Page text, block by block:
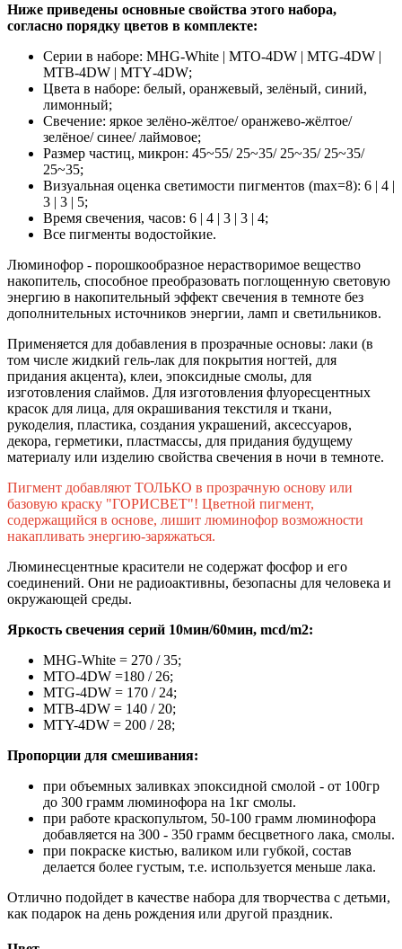
Ниже приведены основные свойства этого набора,
согласно порядку цветов в комплекте:
Серии в наборе: MHG-White | MTO-4DW | MTG-4DW |
MTB-4DW | MTY-4DW;
Цвета в наборе: белый, оранжевый, зелёный, синий,
лимонный;
Свечение: яркое зелёно-жёлтое/ оранжево-жёлтое/
зелёное/ синее/ лаймовое;
Размер частиц, микрон: 45~55/ 25~35/ 25~35/ 25~35/
25~35;
Визуальная оценка светимости пигментов (max=8): 6 | 4 |
3 | 3 | 5;
Время свечения, часов: 6 | 4 | 3 | 3 | 4;
Все пигменты водостойкие.
Люминофор - порошкообразное нерастворимое вещество
накопитель, способное преобразовать поглощенную световую
энергию в накопительный эффект свечения в темноте без
дополнительных источников энергии, ламп и светильников.
Применяется для добавления в прозрачные основы: лаки (в
том числе жидкий гель-лак для покрытия ногтей, для
придания акцента), клеи, эпоксидные смолы, для
изготовления слаймов. Для изготовления флуоресцентных
красок для лица, для окрашивания текстиля и ткани,
рукоделия, пластика, создания украшений, аксессуаров,
декора, герметики, пластмассы, для придания будущему
материалу или изделию свойства свечения в ночи в темноте.
Пигмент добавляют ТОЛЬКО в прозрачную основу или
базовую краску "ГОРИСВЕТ"! Цветной пигмент,
содержащийся в основе, лишит люминофор возможности
накапливать энергию-заряжаться.
Люминесцентные красители не содержат фосфор и его
соединений. Они не радиоактивны, безопасны для человека и
окружающей среды.
Яркость свечения серий 10мин/60мин, mcd/m2:
MHG-White = 270 / 35;
MTO-4DW =180 / 26;
MTG-4DW = 170 / 24;
MTB-4DW = 140 / 20;
MTY-4DW = 200 / 28;
Пропорции для смешивания:
при объемных заливках эпоксидной смолой - от 100гр
до 300 грамм люминофора на 1кг смолы.
при работе краскопультом, 50-100 грамм люминофора
добавляется на 300 - 350 грамм бесцветного лака, смолы.
при покраске кистью, валиком или губкой, состав
делается более густым, т.е. используется меньше лака.
Отлично подойдет в качестве набора для творчества с детьми,
как подарок на день рождения или другой праздник.